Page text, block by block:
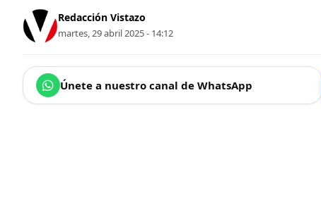
Redacción Vistazo
martes, 29 abril 2025 - 14:12
Únete a nuestro canal de WhatsApp